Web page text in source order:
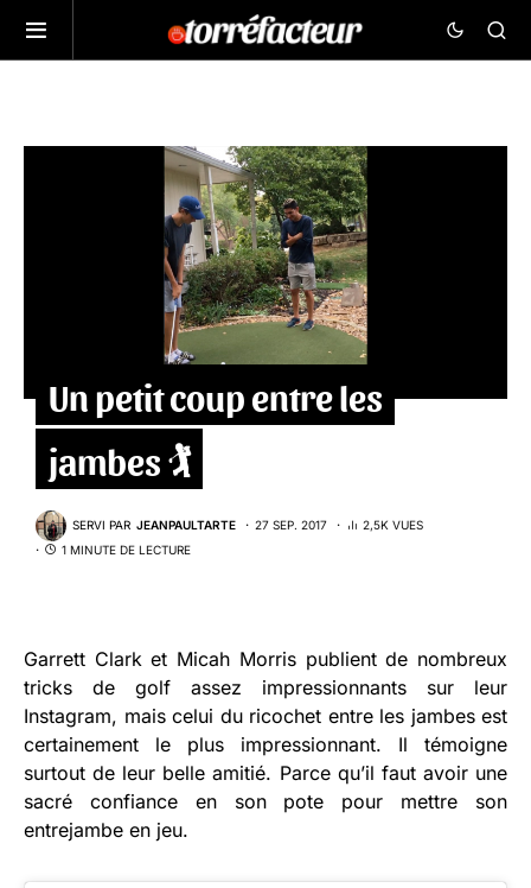
Un petit coup entre les
jambes 🏌️
SERVI PAR JEANPAULTARTE 27 SEP. 2017
2,5K VUES
1 MINUTE DE LECTURE
Garrett Clark et Micah Morris publient de nombreux
tricks de golf assez impressionnants sur leur
Instagram, mais celui du ricochet entre les jambes est
certainement le plus impressionnant. Il témoigne
surtout de leur belle amitié. Parce qu’il faut avoir une
sacré confiance en son pote pour mettre son
entrejambe en jeu.